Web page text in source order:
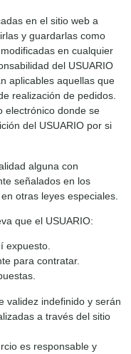
en el sitio web a
y guardarlas como
en cualquier
del USUARIO
aplicables aquellas que
realización de pedidos.
electrónico donde se
del USUARIO por si
alguna con
señalados en los
otras leyes especiales.
que el USUARIO:
expuesto.
para contratar.
validez indefinido y serán
a través del sitio
es responsable y